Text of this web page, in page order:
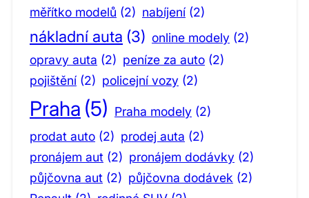
měřítko modelů (2) nabíjení (2)
nákladní auta (3) online modely (2)
opravy auta (2) peníze za auto (2)
pojištění (2) policejní vozy (2)
Praha (5) Praha modely (2)
prodat auto (2) prodej auta (2)
pronájem aut (2) pronájem dodávky (2)
půjčovna aut (2) půjčovna dodávek (2)